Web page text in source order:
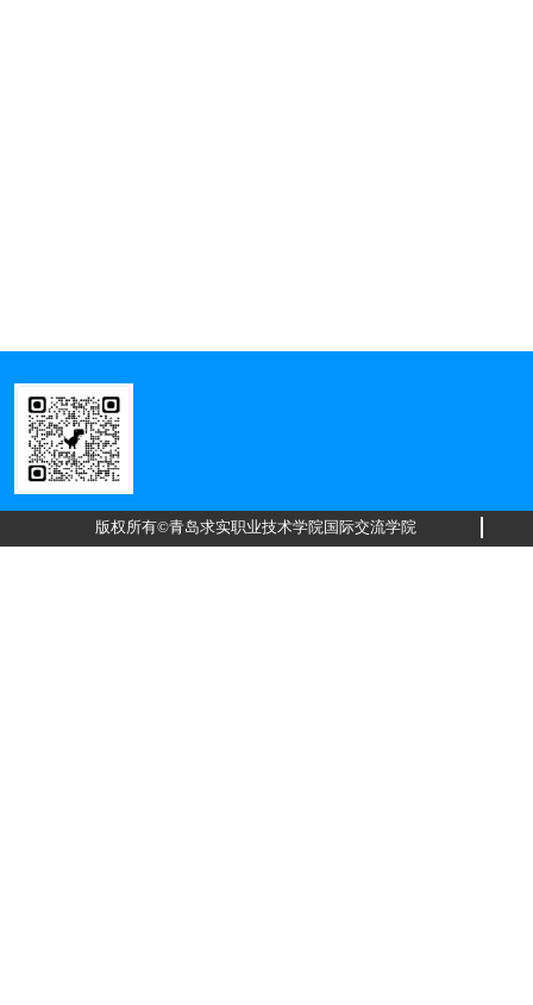
版权所有©青岛求实职业技术学院国际交流学院